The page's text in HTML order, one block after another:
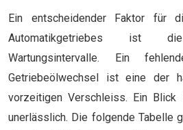
Ein entscheidender Faktor für
Automatikgetriebes ist
Wartungsintervalle. Ein
Getriebeölwechsel ist eine der
vorzeitigen Verschleiss. Ein
unerlässlich. Die folgende Tabelle